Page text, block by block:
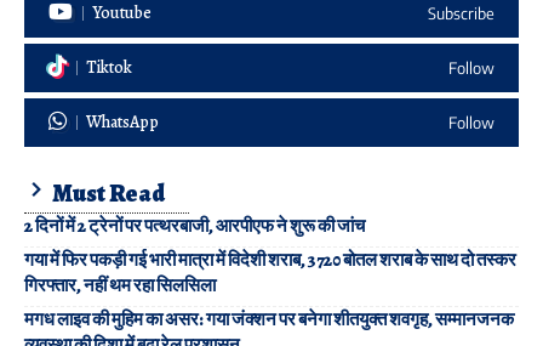
Youtube Subscribe
Tiktok Follow
WhatsApp Follow
Must Read
2 दिनों में 2 ट्रेनों पर पत्थरबाजी, आरपीएफ ने शुरू की जांच
गया में फिर पकड़ी गई भारी मात्रा में विदेशी शराब, 3720 बोतल शराब के साथ दो तस्कर
गिरफ्तार, नहीं थम रहा सिलसिला
मगध लाइव की मुहिम का असर: गया जंक्शन पर बनेगा शीतयुक्त शवगृह, सम्मानजनक